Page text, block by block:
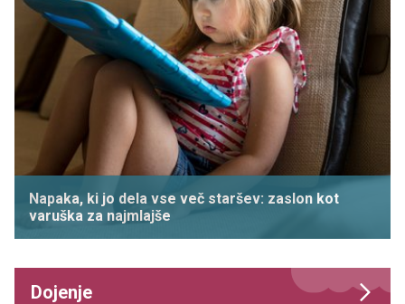
Napaka, ki jo dela vse več staršev: zaslon kot
varuška za najmlajše
Dojenje